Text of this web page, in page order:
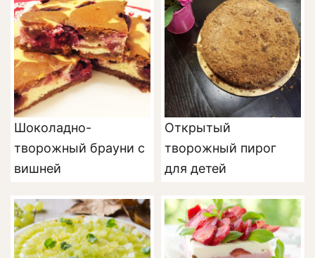
Шоколадно-
творожный брауни с
вишней
Открытый
творожный пирог
для детей